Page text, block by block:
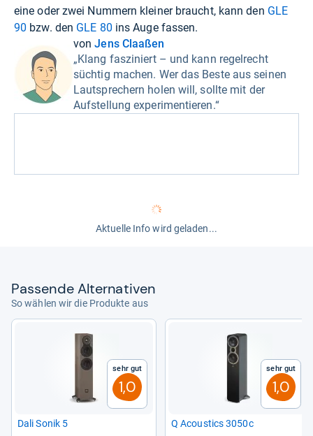
eine oder zwei Nummern kleiner braucht, kann den GLE
90 bzw. den GLE 80 ins Auge fassen.
vonJens Claaßen
„Klang fasziniert – und kann regelrecht
süchtig machen. Wer das Beste aus seinen
Lautsprechern holen will, sollte mit der
Aufstellung experimentieren.“
Aktuelle Info wird geladen...
Pas­sende Alter­na­ti­ven
So wählen wir die Produkte aus
Sehr gut
1,0
Dali Sonik 5
Sehr gut
1,0
Q Acou­stics 3050c